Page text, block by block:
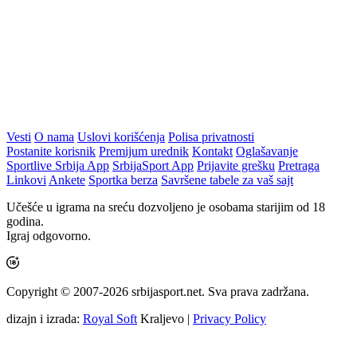
Vesti O nama Uslovi korišćenja Polisa privatnosti
Postanite korisnik Premijum urednik Kontakt Oglašavanje
Sportlive Srbija App SrbijaSport App Prijavite grešku Pretraga
Linkovi Ankete Sportka berza Savršene tabele za vaš sajt
Učešće u igrama na sreću dozvoljeno je osobama starijim od 18
godina.
Igraj odgovorno.
Copyright © 2007-2026 srbijasport.net. Sva prava zadržana.
dizajn i izrada: Royal Soft Kraljevo | Privacy Policy